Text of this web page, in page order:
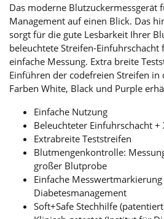
Das moderne Blutzuckermessgerät
Management auf einen Blick. Das
sorgt für die gute Lesbarkeit Ihrer
beleuchtete Streifen-
einfache Messung. Extra breite
Einführen der codefreien Streifen in
Farben White, Black und Purple
Einfache Nutzung
Beleuchteter Einfuhrschacht +
Extrabreite Teststreifen
Blutmengenkontrolle:
großer Blutprobe
Einfache
Diabetesmanagement
Soft+Safe Stechhilfe